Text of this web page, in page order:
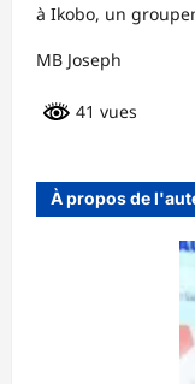
à Ikobo, un
MB Joseph
41 vues
À propos de